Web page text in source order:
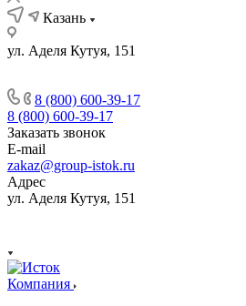
Казань
ул. Аделя Кутуя, 151
8 (800) 600-39-17
8 (800) 600-39-17
Заказать звонок
E-mail
zakaz@group-istok.ru
Адрес
ул. Аделя Кутуя, 151
Компания